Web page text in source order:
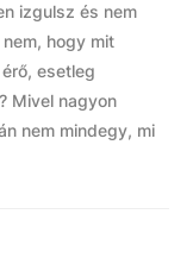
izgulsz és nem
hogy mit
esetleg
Mivel nagyon
nem mindegy, mi